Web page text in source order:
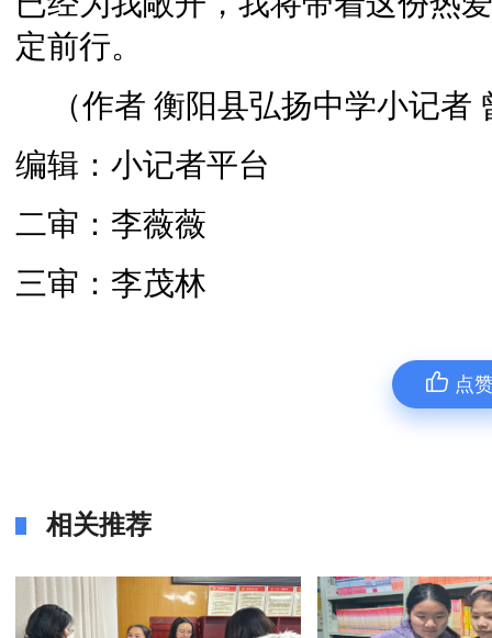
定前行。
（作者 衡阳县弘扬中学小记
编辑：小记者平台
二审：李薇薇
三审：李茂林
点
相关推荐